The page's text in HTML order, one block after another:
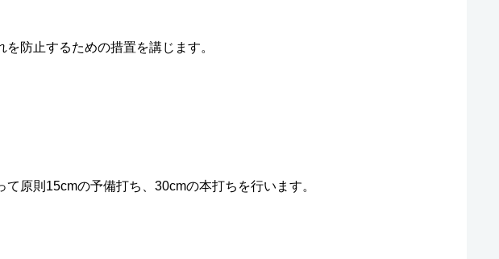
防止するための措置を講じます。
て原則15cmの予備打ち、30cmの本打ちを行います。